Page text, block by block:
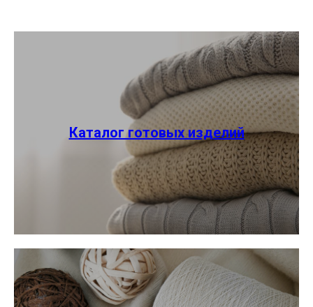
Каталог готовых изделий